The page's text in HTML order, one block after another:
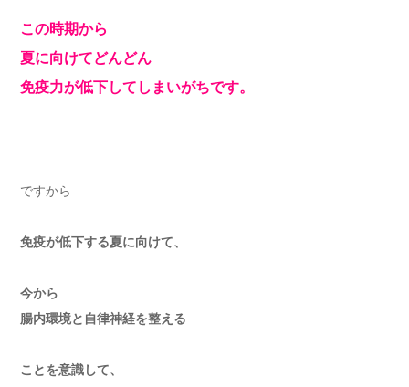
この時期から
夏に向けてどんどん
免疫力が低下してしまいがちです。
ですから
免疫が低下する夏に向けて、
今から
腸内環境と自律神経を整える
ことを意識して、